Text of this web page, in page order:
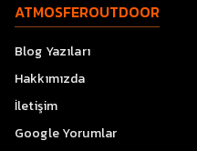
ATMOSFEROUTDOOR
Blog Yazıları
Hakkımızda
İletişim
Google Yorumlar